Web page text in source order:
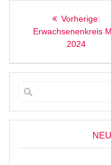
Vorherige:
Erwachsenenkreis
2024